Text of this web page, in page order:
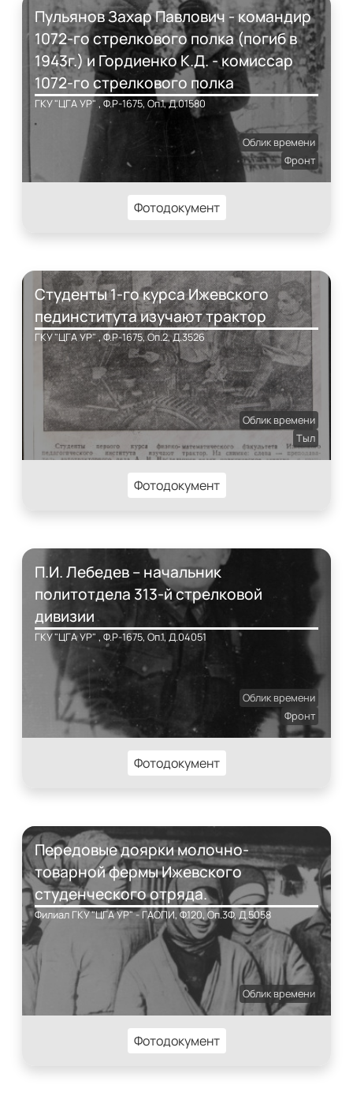
Пульянов Захар Павлович - командир
1072-го стрелкового полка (погиб в
1943г.) и Гордиенко К.Д. - комиссар
1072-го стрелкового полка
ГКУ "ЦГА УР" , Ф.Р-1675, Оп.1, Д.01580
Облик времени
Фронт
Фотодокумент
Студенты 1-го курса Ижевского
пединститута изучают трактор
ГКУ "ЦГА УР" , Ф.Р-1675, Оп.2, Д.3526
Облик времени
Тыл
Фотодокумент
П.И. Лебедев – начальник
политотдела 313-й стрелковой
дивизии
ГКУ "ЦГА УР" , Ф.Р-1675, Оп.1, Д.04051
Облик времени
Фронт
Фотодокумент
Передовые доярки молочно-
товарной фермы Ижевского
студенческого отряда.
Филиал ГКУ "ЦГА УР" - ГАОПИ, Ф.120, Оп.3Ф, Д.5058
Облик времени
Фотодокумент